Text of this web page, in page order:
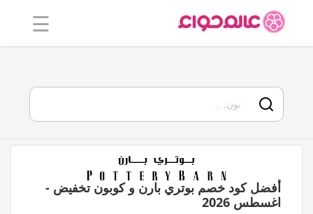
أفضل 20
جميع
المدونة
☰
أفضل كود خصم بوتري بارن و كوبون تخفيض -
اغسطس 2026